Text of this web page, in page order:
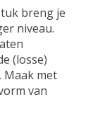
breng je
niveau.
(losse)
Maak met
van